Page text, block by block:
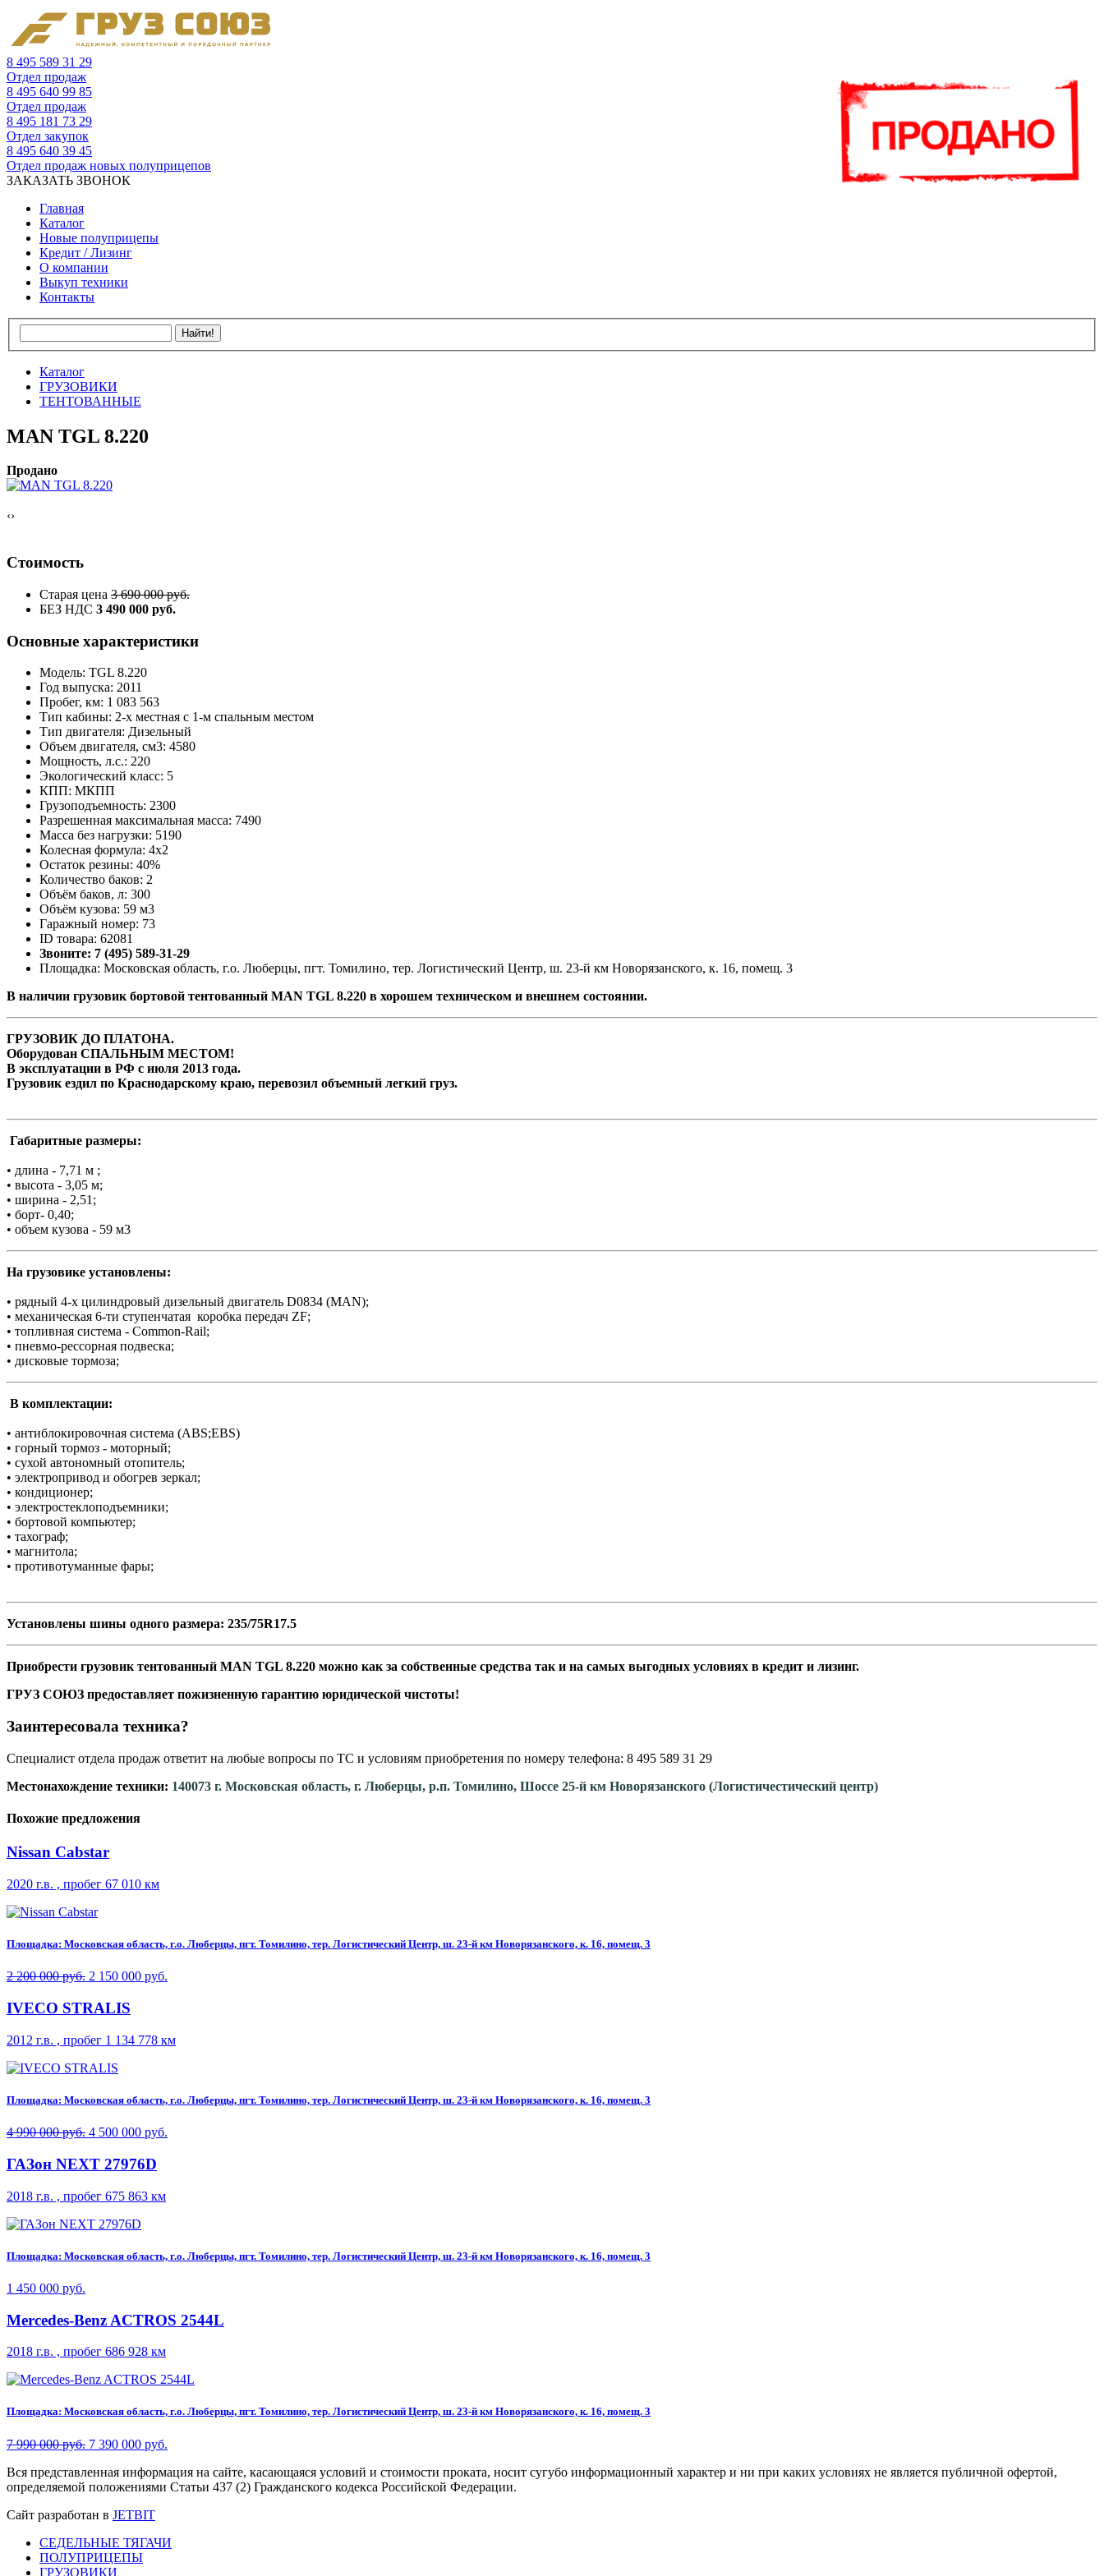
8 495 589 31 29
Отдел продаж
8 495 640 99 85
Отдел продаж
8 495 181 73 29
Отдел закупок
8 495 640 39 45
Отдел продаж новых полуприцепов
ЗАКАЗАТЬ ЗВОНОК
Главная
Каталог
Новые полуприцепы
Кредит / Лизинг
О компании
Выкуп техники
Контакты
Каталог
ГРУЗОВИКИ
ТЕНТОВАННЫЕ
MAN TGL 8.220
Продано
‹›
Стоимость
Старая цена 3 690 000 руб.
БЕЗ НДС 3 490 000 руб.
Основные характеристики
Модель: TGL 8.220
Год выпуска: 2011
Пробег, км: 1 083 563
Тип кабины: 2-х местная с 1-м спальным местом
Тип двигателя: Дизельный
Объем двигателя, см3: 4580
Мощность, л.с.: 220
Экологический класс: 5
КПП: МКПП
Грузоподъемность: 2300
Разрешенная максимальная масса: 7490
Масса без нагрузки: 5190
Колесная формула: 4х2
Остаток резины: 40%
Количество баков: 2
Объём баков, л: 300
Объём кузова: 59 м3
Гаражный номер: 73
ID товара: 62081
Звоните: 7 (495) 589-31-29
Площадка: Московская область, г.о. Люберцы, пгт. Томилино, тер. Логистический Центр, ш. 23-й км Новорязанского, к. 16, помещ. 3
В наличии грузовик бортовой тентованный MAN TGL 8.220 в хорошем техническом и внешнем состоянии.
ГРУЗОВИК ДО ПЛАТОНА.
Оборудован СПАЛЬНЫМ МЕСТОМ!
В эксплуатации в РФ с июля 2013 года.
Грузовик ездил по Краснодарскому краю, перевозил объемный легкий груз.
Габаритные размеры:
• длина - 7,71 м ;
• высота - 3,05 м;
• ширина - 2,51;
• борт- 0,40;
• объем кузова - 59 м3
На грузовике установлены:
• рядный 4-х цилиндровый дизельный двигатель D0834 (MAN);
• механическая 6-ти ступенчатая коробка передач ZF;
• топливная система - Common-Rail;
• пневмо-рессорная подвеска;
• дисковые тормоза;
В комплектации:
• антиблокировочная система (ABS;EBS)
• горный тормоз - моторный;
• сухой автономный отопитель;
• электропривод и обогрев зеркал;
• кондиционер;
• электростеклоподъемники;
• бортовой компьютер;
• тахограф;
• магнитола;
• противотуманные фары;
Установлены шины одного размера: 235/75R17.5
Приобрести грузовик тентованный MAN TGL 8.220 можно как за собственные средства так и на самых выгодных условиях в кредит и лизинг.
ГРУЗ СОЮЗ предоставляет пожизненную гарантию юридической чистоты!
Заинтересовала техника?
Специалист отдела продаж ответит на любые вопросы по ТС и условиям приобретения по номеру телефона: 8 495 589 31 29
Местонахождение техники: 140073 г. Московская область, г. Люберцы, р.п. Томилино, Шоссе 25-й км Новорязанского (Логистичестический центр)
Похожие предложения
Nissan Cabstar
2020 г.в. , пробег 67 010 км
Площадка: Московская область, г.о. Люберцы, пгт. Томилино, тер. Логистический Центр, ш. 23-й км Новорязанского, к. 16, помещ. 3
2 200 000 руб. 2 150 000 руб.
IVECO STRALIS
2012 г.в. , пробег 1 134 778 км
Площадка: Московская область, г.о. Люберцы, пгт. Томилино, тер. Логистический Центр, ш. 23-й км Новорязанского, к. 16, помещ. 3
4 990 000 руб. 4 500 000 руб.
ГАЗон NEXT 27976D
2018 г.в. , пробег 675 863 км
Площадка: Московская область, г.о. Люберцы, пгт. Томилино, тер. Логистический Центр, ш. 23-й км Новорязанского, к. 16, помещ. 3
1 450 000 руб.
Mercedes-Benz ACTROS 2544L
2018 г.в. , пробег 686 928 км
Площадка: Московская область, г.о. Люберцы, пгт. Томилино, тер. Логистический Центр, ш. 23-й км Новорязанского, к. 16, помещ. 3
7 990 000 руб. 7 390 000 руб.
Вся представленная информация на сайте, касающаяся условий и стоимости проката, носит сугубо информационный характер и ни при каких условиях не является публичной офертой,
определяемой положениями Статьи 437 (2) Гражданского кодекса Российской Федерации.
Сайт разработан в JETBIT
СЕДЕЛЬНЫЕ ТЯГАЧИ
ПОЛУПРИЦЕПЫ
ГРУЗОВИКИ